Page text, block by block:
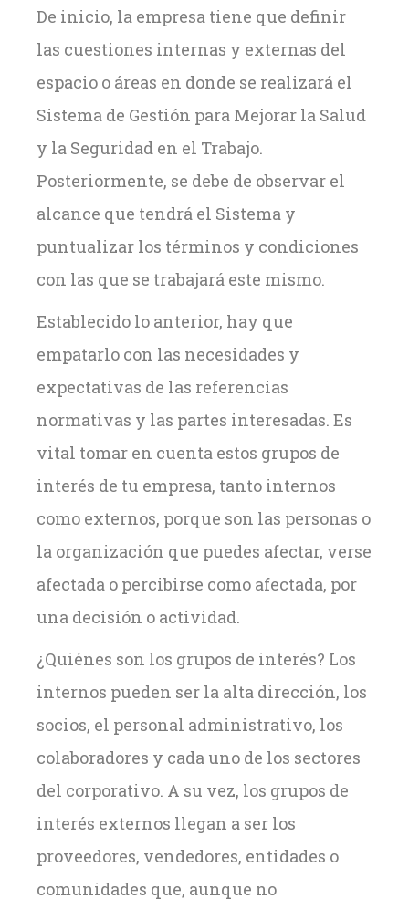
De inicio, la empresa tiene que definir
las cuestiones internas y externas del
espacio o áreas en donde se realizará el
Sistema de Gestión para Mejorar la Salud
y la Seguridad en el Trabajo.
Posteriormente, se debe de observar el
alcance que tendrá el Sistema y
puntualizar los términos y condiciones
con las que se trabajará este mismo.
Establecido lo anterior, hay que
empatarlo con las necesidades y
expectativas de las referencias
normativas y las partes interesadas. Es
vital tomar en cuenta estos grupos de
interés de tu empresa, tanto internos
como externos, porque son las personas o
la organización que puedes afectar, verse
afectada o percibirse como afectada, por
una decisión o actividad.
¿Quiénes son los grupos de interés? Los
internos pueden ser la alta dirección, los
socios, el personal administrativo, los
colaboradores y cada uno de los sectores
del corporativo. A su vez, los grupos de
interés externos llegan a ser los
proveedores, vendedores, entidades o
comunidades que, aunque no